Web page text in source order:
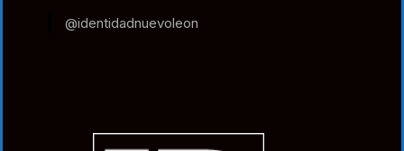
@identidadnuevoleon